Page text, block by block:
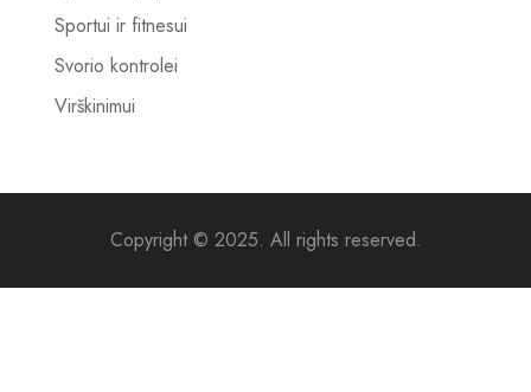
Sportui ir fitnesui
Svorio kontrolei
Virškinimui
Copyright © 2025. All rights reserved.